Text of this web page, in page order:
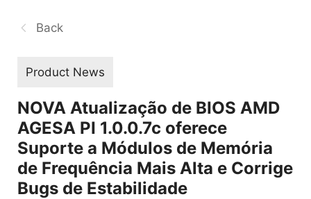
Back
Product News
NOVA Atualização de BIOS AMD
AGESA PI 1.0.0.7c oferece
Suporte a Módulos de Memória
de Frequência Mais Alta e Corrige
Bugs de Estabilidade